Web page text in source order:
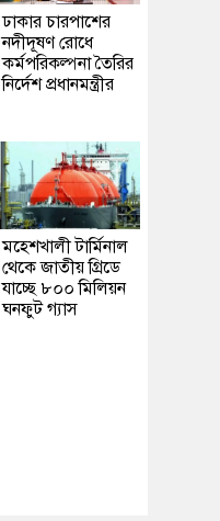
ঢাকার চারপাশের
নদীদূষণ রোধে
কর্মপরিকল্পনা তৈরির
নির্দেশ প্রধানমন্ত্রীর
মহেশখালী টার্মিনাল
থেকে জাতীয় গ্রিডে
যাচ্ছে ৮০০ মিলিয়ন
ঘনফুট গ্যাস